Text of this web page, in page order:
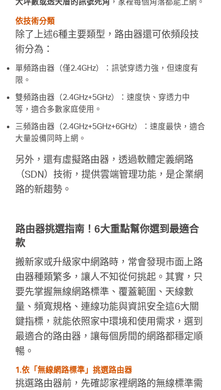
依技術分類
除了上述6種主要類型，路由器還可依頻段技
術分為：
單頻路由器（僅2.4GHz）：訊號穿透力強，但速度有
限。
雙頻路由器（2.4GHz+5GHz）：速度快、穿透力中
等，適合多數家庭使用。
三頻路由器（2.4GHz+5GHz+6GHz）：速度最快，適合
大量設備同時上網。
另外，還有虛擬路由器，透過軟體定義網路
（SDN）技術，提供雲端管理功能，是企業網
路的新趨勢。
路由器挑選指南！6大重點幫你選到最適合
款
搬新家或升級家中網路時，常會發現市面上路
由器種類繁多，讓人不知從何挑起。其實，只
要先掌握無線網路標準、覆蓋範圍、天線數
量、頻寬規格、連線功能與資訊安全這6大關
鍵指標，就能依照家中環境和使用需求，選到
最適合的路由器，讓每個房間的網路都穩定順
暢。
1.依「無線網路標準」挑選路由器
挑選路由器前，先確認家裡網路的無線標準需